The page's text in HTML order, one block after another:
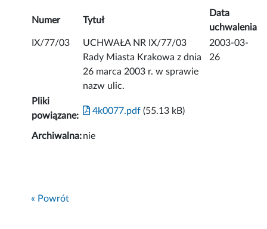
Numer Tytuł
Data
uchwalenia
IX/77/03
UCHWAŁA NR IX/77/03
Rady Miasta Krakowa z dnia
26 marca 2003 r. w sprawie
nazw ulic.
2003-03-
26
Pliki
powiązane:
4k0077.pdf (55.13 kB)
Archiwalna:nie
« Powrót